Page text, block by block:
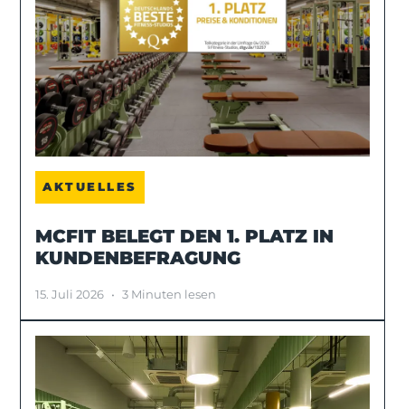
AKTUELLES
MCFIT BELEGT DEN 1. PLATZ IN
KUNDENBEFRAGUNG
15. Juli 2026 • 3 Minuten lesen